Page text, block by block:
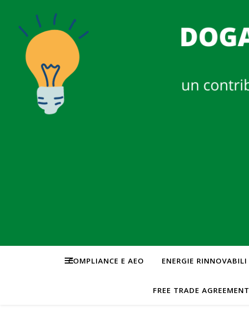
COMPLIANCE E AEO ENERGIE RINNOVABILI
FREE TRADE AGREEMENT